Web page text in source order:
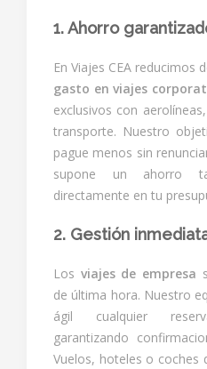
1. Ahorro
En Viajes CEA reducimos
gasto en viajes
exclusivos con
transporte. Nuestro
pague menos sin
supone un ahorro
directamente en tu
2. Gestión
Los viajes de empresa
de última hora. Nuestro
ágil cualquier
garantizando
Vuelos, hoteles o coches